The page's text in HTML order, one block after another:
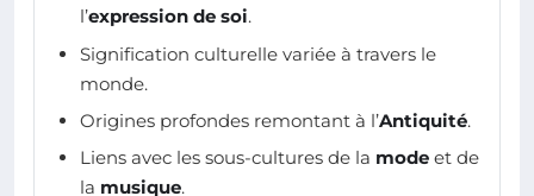
l’expression de soi.
Signification culturelle variée à travers le
monde.
Origines profondes remontant à l’Antiquité.
Liens avec les sous-cultures de la mode et de
la musique.